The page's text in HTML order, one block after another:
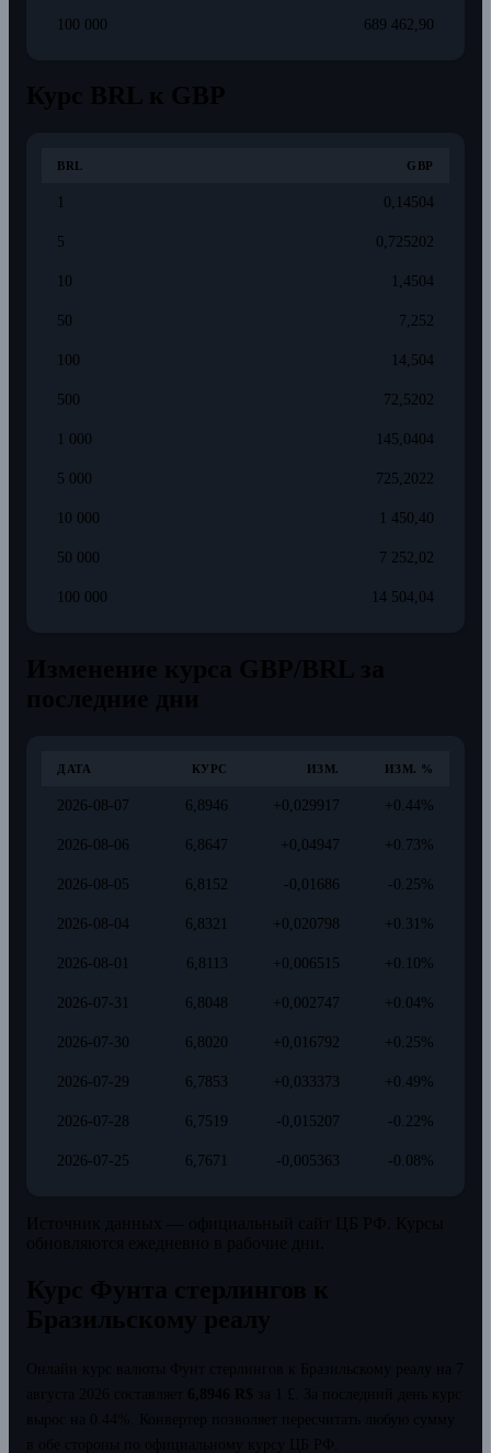
100 000 689 462,90
BRL GBP
0,14504
5 0,725202
10 1,4504
50 7,252
100 14,504
500 72,5202
1 000 145,0404
5 000 725,2022
10 000 1 450,40
50 000 7 252,02
100 000 14 504,04
ДАТА КУРС ИЗМ. ИЗМ. %
2026-08-07 6,8946 +0,029917 +0.44%
2026-08-06 6,8647 +0,04947 +0.73%
2026-08-05 6,8152 -0,01686 -0.25%
2026-08-04 6,8321 +0,020798 +0.31%
2026-08-01 6,8113 +0,006515 +0.10%
2026-07-31 6,8048 +0,002747 +0.04%
2026-07-30 6,8020 +0,016792 +0.25%
2026-07-29 6,7853 +0,033373 +0.49%
2026-07-28 6,7519 -0,015207 -0.22%
2026-07-25 6,7671 -0,005363 -0.08%